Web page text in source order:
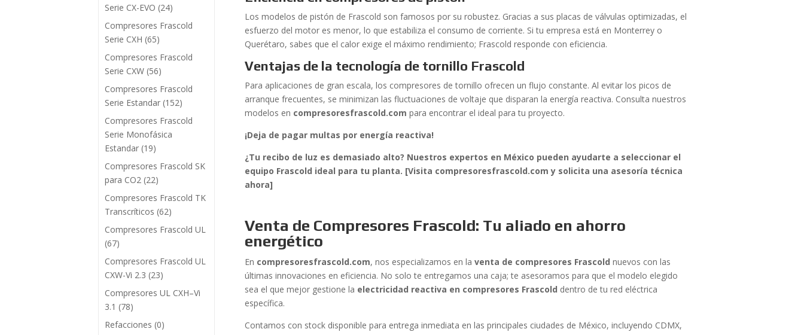
Los modelos de pistón de Frascold son famosos por su robustez. Gracias a sus placas de válvulas optimizadas, el
esfuerzo del motor es menor, lo que estabiliza el consumo de corriente. Si tu empresa está en Monterrey o
Querétaro, sabes que el calor exige el máximo rendimiento; Frascold responde con eficiencia.
Ventajas de la tecnología de tornillo Frascold
Para aplicaciones de gran escala, los compresores de tornillo ofrecen un flujo constante. Al evitar los picos de
arranque frecuentes, se minimizan las fluctuaciones de voltaje que disparan la energía reactiva. Consulta nuestros
modelos en compresoresfrascold.com para encontrar el ideal para tu proyecto.
¡Deja de pagar multas por energía reactiva!
¿Tu recibo de luz es demasiado alto? Nuestros expertos en México pueden ayudarte a seleccionar el
equipo Frascold ideal para tu planta. [Visita compresoresfrascold.com y solicita una asesoría técnica
ahora]
Venta de Compresores Frascold: Tu aliado en ahorro
energético
En compresoresfrascold.com, nos especializamos en laventa de compresores Frascold nuevos con las
últimas innovaciones en eficiencia. No solo te entregamos una caja; te asesoramos para que el modelo elegido
sea el que mejor gestione la electricidad reactiva en compresores Frascold dentro de tu red eléctrica
específica.
Contamos con stock disponible para entrega inmediata en las principales ciudades de México, incluyendo CDMX,
Serie CX-EVO (24)
Compresores Frascold
Serie CXH (65)
Compresores Frascold
Serie CXW (56)
Compresores Frascold
Serie Estandar (152)
Compresores Frascold
Serie Monofásica
Estandar (19)
Compresores Frascold SK
para CO2 (22)
Compresores Frascold TK
Transcríticos (62)
Compresores Frascold UL
(67)
Compresores Frascold UL
CXW-Vi 2.3 (23)
Compresores UL CXH–Vi
3.1 (78)
Refacciones (0)